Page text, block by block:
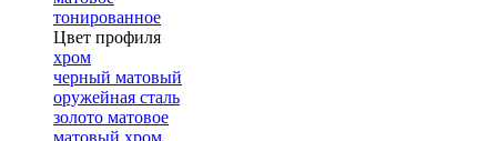
тонированное
Цвет профиля
хром
черный матовый
оружейная сталь
золото матовое
матовый хром